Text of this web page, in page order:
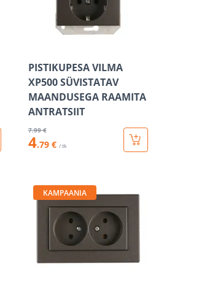
PISTIKUPESA VILMA
XP500 SÜVISTATAV
MAANDUSEGA RAAMITA
ANTRATSIIT
7.99 €
4.79 € / tk
KAMPAANIA